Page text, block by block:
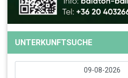
UNTERKUNFTSUCHE